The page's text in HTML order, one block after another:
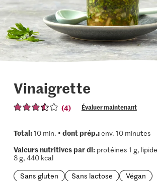
Vinaigrette
(4) Évaluer maintenant
Total:10 min. • dont prép.:env. 10 minutes
Valeurs nutritives par dl:protéines 1 g,
3 g, 440 kcal
Sans gluten
Sans lactose Végan